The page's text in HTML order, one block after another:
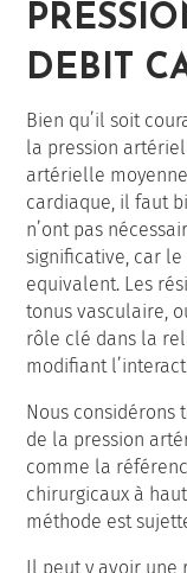
DEBIT
Bien qu’il soit
la pression
artérielle
cardiaque, il faut
n’ont pas
significative, car le
equivalent. Les
tonus vasculaire,
rôle clé dans la
modifiant
Nous considérons
de la pression
comme la
chirurgicaux à
méthode est
Il peut y avoir une